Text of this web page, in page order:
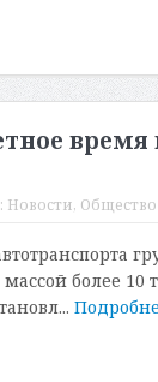
время
Новости, Общество
более